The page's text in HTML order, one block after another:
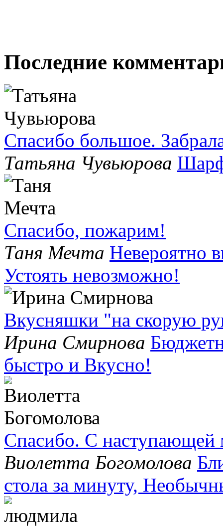
Последние
Спасибо большое.
Татьяна Чувьюрова
Спасибо, пожарим!
Таня Мечта Невероятно
Устоять невозможно!
Вкусняшки "на скорую
Ирина Смирнова
быстро и Вкусно!
Спасибо. С наступающей
Виолетта Богомолова
стола за минуту,